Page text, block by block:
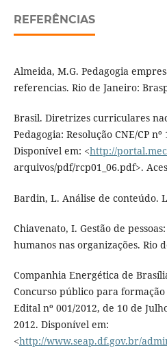
REFERÊNCIAS
Almeida, M.G. Pedagogia
referencias. Rio de Janeiro:
Brasil. Diretrizes curriculares
Pedagogia: Resolução CNE/CP
Disponível em: <http://
arquivos/pdf/rcp01_06.pdf>.
Bardin, L. Análise de conteúdo.
Chiavenato, I. Gestão de
humanos nas organizações. Rio
Companhia Energética de
Concurso público para
Edital nº 001/2012, de 10 de
2012. Disponível em:
<http://www.seap.df.gov.br/